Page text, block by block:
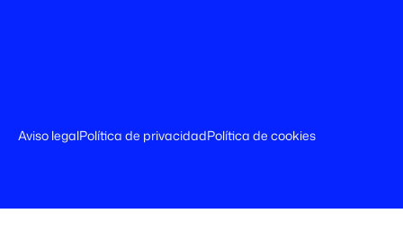
Aviso legalPolítica de privacidadPolítica de cookies